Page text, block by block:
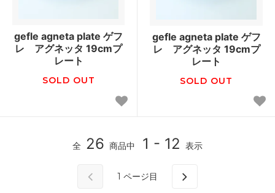
gefle agneta plate ゲフ
レ アグネッタ 19cmプ
レート
SOLD OUT
gefle agneta plate ゲフ
レ アグネッタ 19cmプ
レート
SOLD OUT
全 26 商品中 1 - 12 表示
1 ページ目